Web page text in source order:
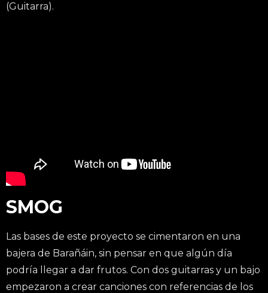
(Guitarra).
SMOG
Las bases de este proyecto se cimentaron en una
bajera de Barañáin, sin pensar en que algún día
podría llegar a dar frutos. Con dos guitarras y un bajo
empezaron a crear canciones con referencias de los